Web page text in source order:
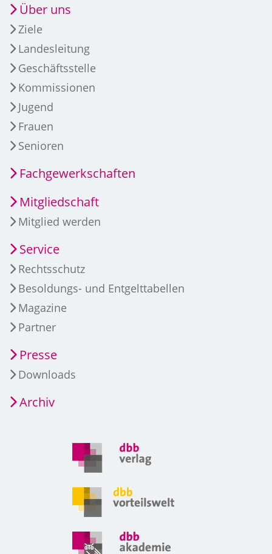
Über uns
Ziele
Landesleitung
Geschäftsstelle
Kommissionen
Jugend
Frauen
Senioren
Fachgewerkschaften
Mitgliedschaft
Mitglied werden
Service
Rechtsschutz
Besoldungs- und Entgelttabellen
Magazine
Partner
Presse
Downloads
Archiv